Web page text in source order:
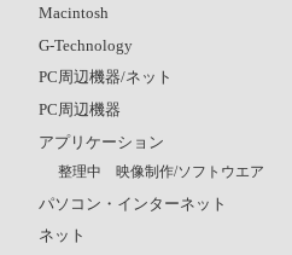
Macintosh
G-Technology
PC周辺機器/ネット
PC周辺機器
アプリケーション
整理中 映像制作/ソフトウエア
パソコン・インターネット
ネット